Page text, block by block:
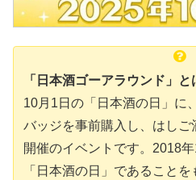
「日本酒ゴーアラウンド」と
10月1日の「日本酒の日」に
バッジを事前購入し、はし
開催のイベントです。2018
「日本酒の日」であること